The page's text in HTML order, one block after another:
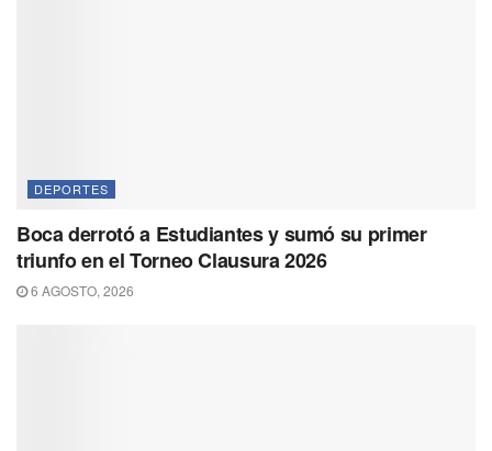
DEPORTES
Boca derrotó a Estudiantes y sumó su primer
triunfo en el Torneo Clausura 2026
6 AGOSTO, 2026